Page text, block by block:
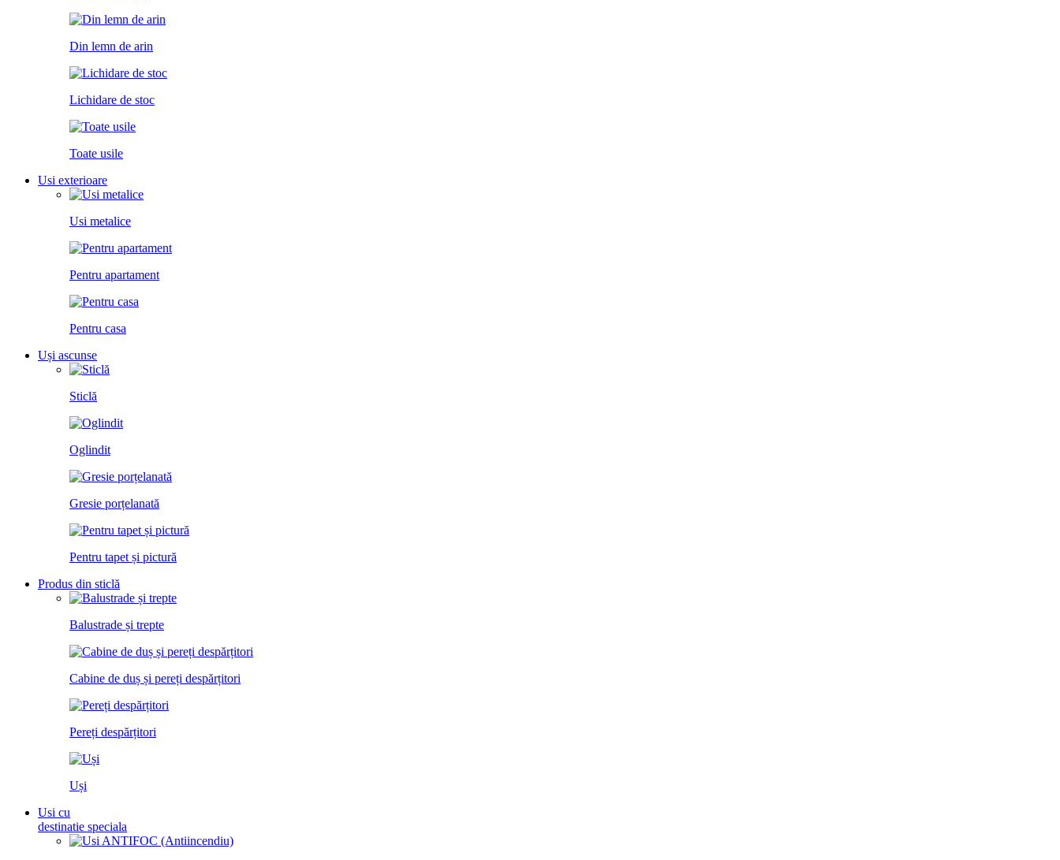
Din lemn de arin
Lichidare de stoc
Toate usile
Usi exterioare
Usi metalice
Pentru apartament
Pentru casa
Uși ascunse
Sticlă
Oglindit
Gresie porțelanată
Pentru tapet și pictură
Produs din sticlă
Balustrade și trepte
Cabine de duș și pereți despărțitori
Pereți despărțitori
Uși
Usi cu
destinatie speciala